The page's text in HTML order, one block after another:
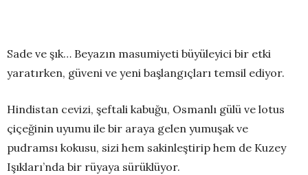
Sade ve şık… Beyazın masumiyeti büyüleyici bir etki
yaratırken, güveni ve yeni başlangıçları temsil ediyor.
Hindistan cevizi, şeftali kabuğu, Osmanlı gülü ve lotus
çiçeğinin uyumu ile bir araya gelen yumuşak ve
pudramsı kokusu, sizi hem sakinleştirip hem de Kuzey
Işıkları’nda bir rüyaya sürüklüyor.